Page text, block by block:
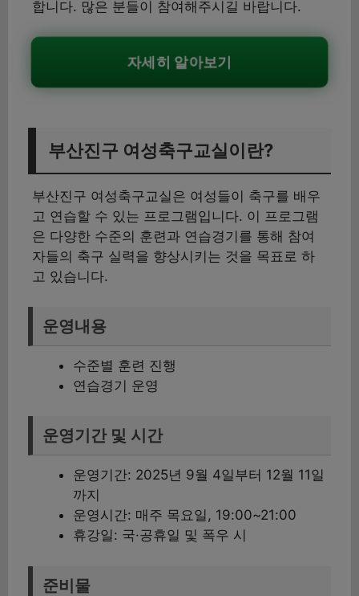
합니다. 많은 분들이 참여해주시길 바랍니다.
자세히 알아보기
부산진구 여성축구교실이란?
부산진구 여성축구교실은 여성들이 축구를 배우
고 연습할 수 있는 프로그램입니다. 이 프로그램
은 다양한 수준의 훈련과 연습경기를 통해 참여
자들의 축구 실력을 향상시키는 것을 목표로 하
고 있습니다.
운영내용
수준별 훈련 진행
연습경기 운영
운영기간 및 시간
운영기간: 2025년 9월 4일부터 12월 11일
까지
운영시간: 매주 목요일, 19:00~21:00
휴강일: 국·공휴일 및 폭우 시
준비물